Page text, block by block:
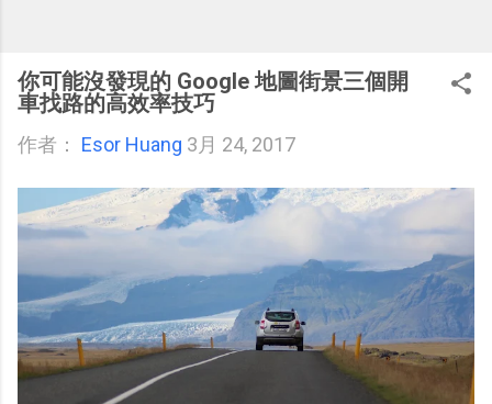
你可能沒發現的 Google 地圖街景三個開
車找路的高效率技巧
作者： Esor Huang 3月 24, 2017